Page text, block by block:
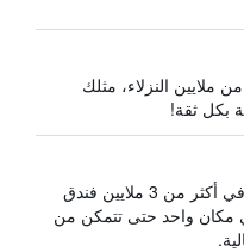
ملايين النزلاء، مثلك
بكل ثقة!
يبحث HotelsCombined في أكثر من 3 ملايين فندق
مكان واحد حتى تتمكن من